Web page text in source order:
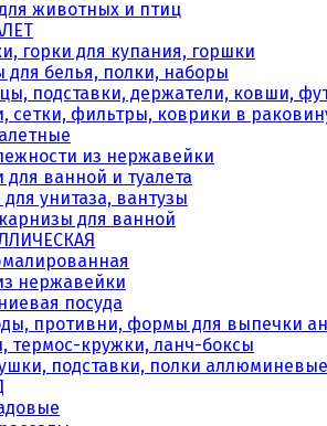
животных и птиц
горки для купания, горшки
для белья, полки, наборы
подставки, держатели, ковши,
сетки, фильтры, коврики в
из нержавейки
для ванной и туалета
унитаза, вантузы
для ванной
нержавейки
посуда
противни, формы для выпечки
термос-кружки, ланч-боксы
подставки, полки аллюминевые